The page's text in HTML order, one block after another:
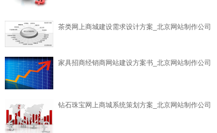
茶类网上商城建设需求设计方案_北京网站制作公司
家具招商经销商网站建设方案书_北京网站制作公司
钻石珠宝网上商城系统策划方案_北京网站制作公司